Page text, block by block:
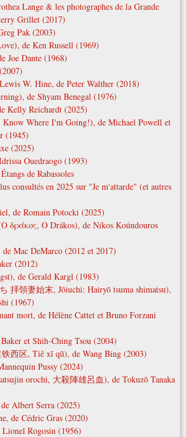
Lange & les photographes de la Grande
Grillet (2017)
Pak (2003)
de Ken Russell (1969)
Joe Dante (1968)
W. Hine, de Peter Walther (2018)
de Shyam Benegal (1976)
Kelly Reichardt (2025)
Know Where I'm Going!), de Michael Powell et
(1945)
(2025)
Ouedraogo (1993)
de Rabassoles
consultés en 2025 sur "Je m'attarde" (et autres
de Romain Potocki (2025)
δράκος, O Drákos), de Níkos Koúndouros
Mac DeMarco (2012 et 2017)
(2012)
de Gerald Kargl (1983)
拝領妻始末, Jōiuchi: Hairyō tsuma shimatsu),
(1967)
mort, de Hélène Cattet et Bruno Forzani
et Shih-Ching Tsou (2004)
西区, Tiě xī qū), de Wang Bing (2003)
Pussy (2024)
orochi, 大殺陣雄呂血), de Tokuzō Tanaka
Albert Serra (2025)
de Cédric Gras (2020)
Rogosin (1956)